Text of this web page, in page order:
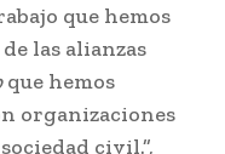
que hemos
las alianzas
que hemos
organizaciones
civil.”,